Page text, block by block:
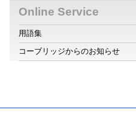
Online Service
用語集
コーブリッジからのお知らせ